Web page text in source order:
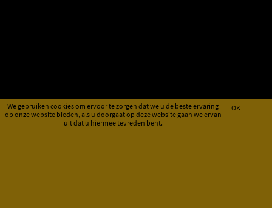
We gebruiken cookies om ervoor te zorgen dat we u de beste ervaring
op onze website bieden, als u doorgaat op deze website gaan we ervan
uit dat u hiermee tevreden bent.
OK